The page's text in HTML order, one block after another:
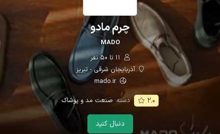
چرم مادو
MADO
آذربایجان شرقی - تبریز
mado.ir
۲.۰ دسته: صنعت مد و پوشاک
دنبال کنید